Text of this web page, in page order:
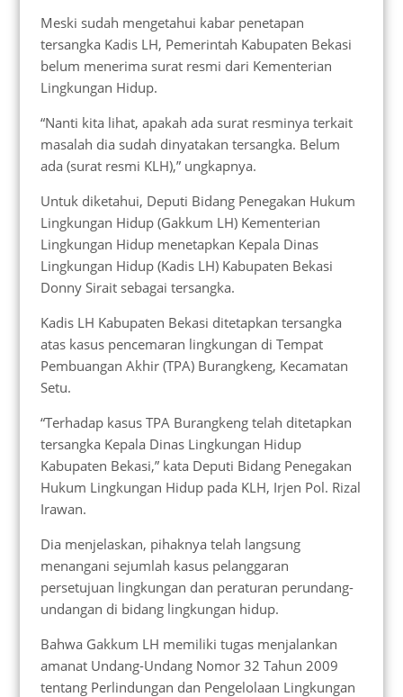
Meski sudah mengetahui kabar penetapan
tersangka Kadis LH, Pemerintah Kabupaten Bekasi
belum menerima surat resmi dari Kementerian
Lingkungan Hidup.
“Nanti kita lihat, apakah ada surat resminya terkait
masalah dia sudah dinyatakan tersangka. Belum
ada (surat resmi KLH),” ungkapnya.
Untuk diketahui, Deputi Bidang Penegakan Hukum
Lingkungan Hidup (Gakkum LH) Kementerian
Lingkungan Hidup menetapkan Kepala Dinas
Lingkungan Hidup (Kadis LH) Kabupaten Bekasi
Donny Sirait sebagai tersangka.
Kadis LH Kabupaten Bekasi ditetapkan tersangka
atas kasus pencemaran lingkungan di Tempat
Pembuangan Akhir (TPA) Burangkeng, Kecamatan
Setu.
“Terhadap kasus TPA Burangkeng telah ditetapkan
tersangka Kepala Dinas Lingkungan Hidup
Kabupaten Bekasi,” kata Deputi Bidang Penegakan
Hukum Lingkungan Hidup pada KLH, Irjen Pol. Rizal
Irawan.
Dia menjelaskan, pihaknya telah langsung
menangani sejumlah kasus pelanggaran
persetujuan lingkungan dan peraturan perundang-
undangan di bidang lingkungan hidup.
Bahwa Gakkum LH memiliki tugas menjalankan
amanat Undang-Undang Nomor 32 Tahun 2009
tentang Perlindungan dan Pengelolaan Lingkungan